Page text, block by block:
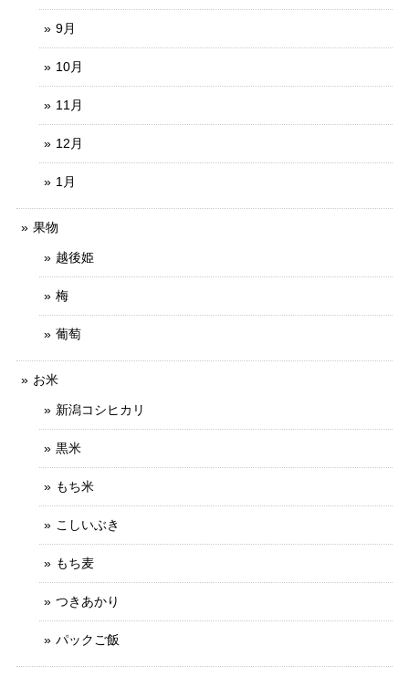
9月
10月
11月
12月
1月
果物
越後姫
梅
葡萄
お米
新潟コシヒカリ
黒米
もち米
こしいぶき
もち麦
つきあかり
パックご飯